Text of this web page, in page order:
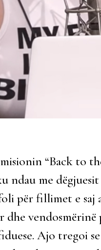
“Back to
ndau me
për fillimet e saj
dhe
Ajo tregoi